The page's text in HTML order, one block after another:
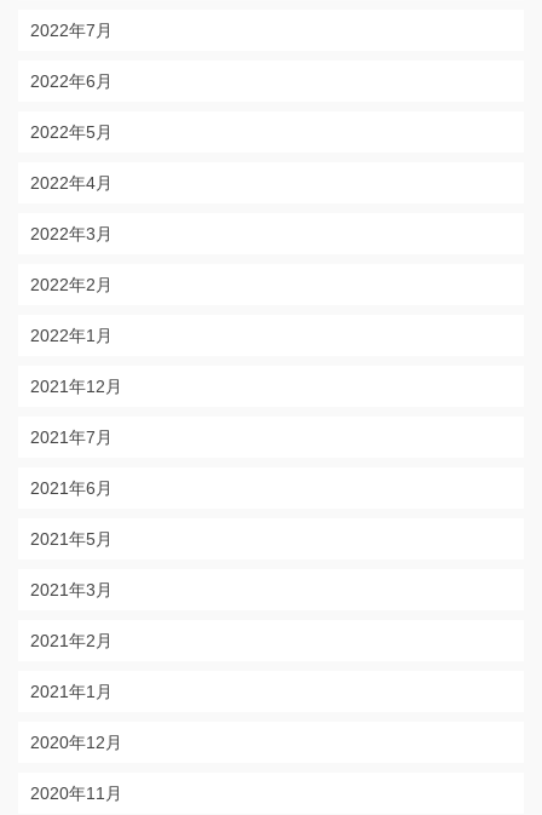
2022年7月
2022年6月
2022年5月
2022年4月
2022年3月
2022年2月
2022年1月
2021年12月
2021年7月
2021年6月
2021年5月
2021年3月
2021年2月
2021年1月
2020年12月
2020年11月